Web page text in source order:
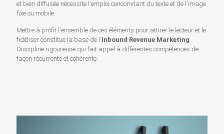
et bien diffusée nécessite l'emploi concomitant du texte et de l'image
fixe ou mobile.
Mettre à profit l'ensemble de ces éléments pour attirer le lecteur et le
fidéliser constitue la base de l'Inbound Revenue Marketing.
Discipline rigoureuse qui fait appel à différentes compétences de
façon récurrente et cohérente.